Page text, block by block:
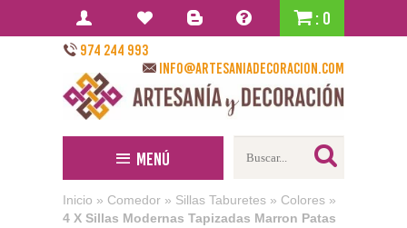
: 0
974 244 993
info@artesaniadecoracion.com
Menú
Inicio » Comedor » Sillas Taburetes » Colores »
4 X Sillas Modernas Tapizadas Marron Patas